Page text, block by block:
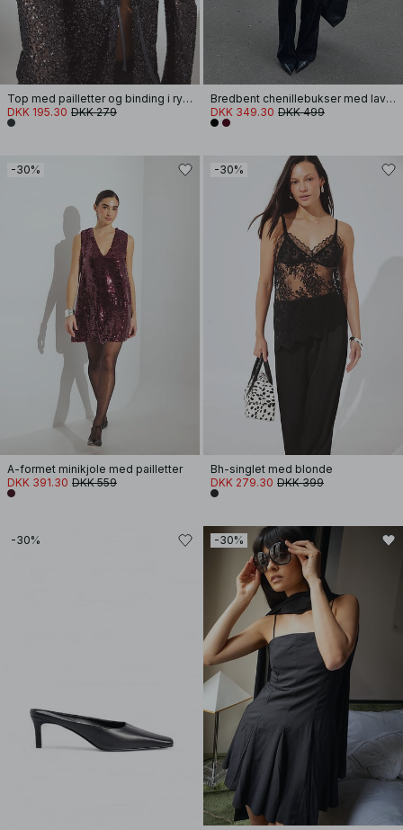
Top med pailletter og binding i ryggen
DKK 195.30 DKK 279
Bredbent chenillebukser med lav talje
DKK 349.30 DKK 499
-30%
A-formet minikjole med pailletter
DKK 391.30 DKK 559
-30%
Bh-singlet med blonde
DKK 279.30 DKK 399
-30% -30%